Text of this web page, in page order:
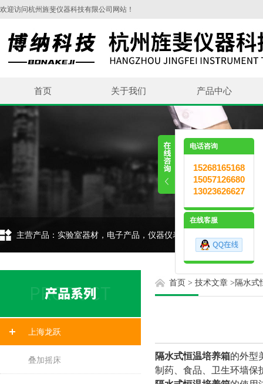
欢迎访问杭州旌斐仪器科技有限公司网站！
首页 关于我们 产品中心
主营产品：实验室器材，电子产品，仪器仪表，环保设备，五金交
上海龙跃
叠加摇床
首页 > 技术文章 > 隔水式
隔水式恒温培养箱的外型
制药、食品、卫生环墙保
电话咨询
15268165168
15057126680
13023626627
在线客服